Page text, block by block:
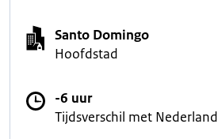
Santo Domingo
Hoofdstad
-6 uur
Tijdsverschil met Nederland